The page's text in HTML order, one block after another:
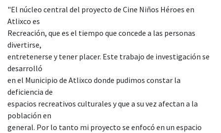
"El núcleo central del proyecto de Cine Niños Héroes en
Atlixco es
Recreación, que es el tiempo que concede a las personas
divertirse,
entretenerse y tener placer. Este trabajo de investigación se
desarrolló
en el Municipio de Atlixco donde pudimos constar la
deficiencia de
espacios recreativos culturales y que a su vez afectan a la
población en
general. Por lo tanto mi proyecto se enfocó en un espacio